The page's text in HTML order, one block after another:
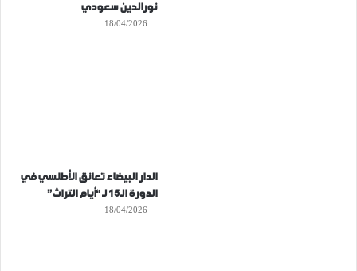
نورالدين سعودي
18/04/2026
الدار البيضاء تعانق الأطلسي في
الدورة الـ15 لـ “أيام التراث”
18/04/2026